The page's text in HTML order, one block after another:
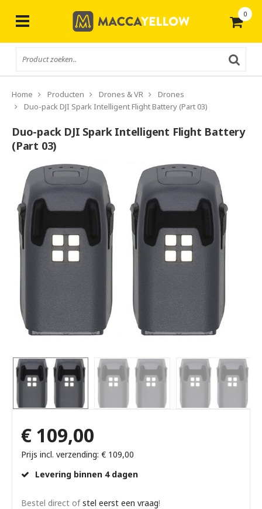
0
Home Producten Drones & VR
Drones
Duo-pack DJI Spark Intelligent Flight Battery (Part 03)
Duo-pack DJI Spark Intelligent Flight Battery
(Part 03)
€ 109,00
Prijs incl. verzending: € 109,00
Levering binnen 4 dagen
Bestel direct ofstel eerst een vraag!